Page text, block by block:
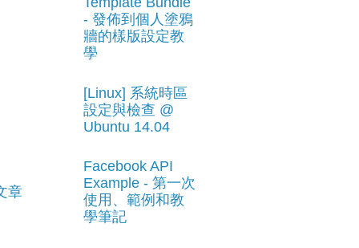
章
- 發佈到個人塗鴉
牆的樣版設定教
學
[Linux] 系統時區
設定與檢查 @
Ubuntu 14.04
Facebook API
Example - 第一次
使用、範例和教
學筆記